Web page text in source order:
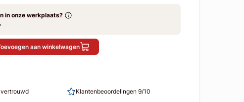
in onze werkplaats?
aan winkelwagen
Klantenbeoordelingen 9/10